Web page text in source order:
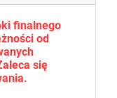
finalnego
od
się